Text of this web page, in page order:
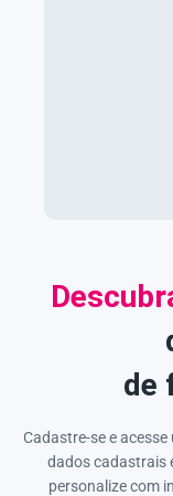
de
Cadastre-se e
dados cadastrais
personalize com